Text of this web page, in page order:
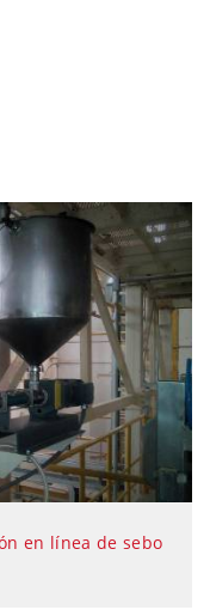
en línea de sebo